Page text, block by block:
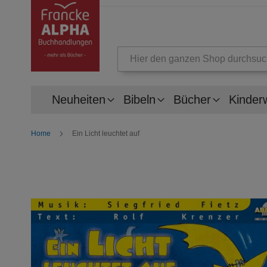
Neuheiten Bibeln Bücher
Home Ein Licht leuchtet auf
springen